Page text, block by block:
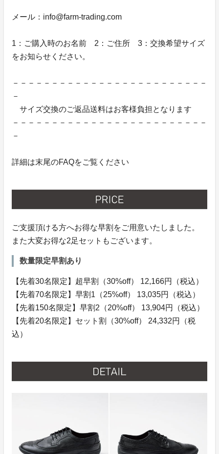
メール：info@farm-trading.com
1：ご購入時のお名前 2：ご住所 3：交換希望サイズ
をお知らせください。
－－－－－－－－－－－－－－－－－－－－－－－－－
－
サイズ交換のご返品送料はお客様負担となります
－－－－－－－－－－－－－－－－－－－－－－－－－
－
詳細は末尾のFAQをご覧ください
ご支援頂ける方へお得な早割をご用意いたしました。
また大変お得な2足セットもございます。
数量限定早割あり
【先着30名限定】超早割（30%off） 12,166円（税込）
【先着70名限定】早割1（25%off） 13,035円（税込）
【先着150名限定】早割2（20%off） 13,904円（税込）
【先着20名限定】セット割（30%off） 24,332円（税
込）